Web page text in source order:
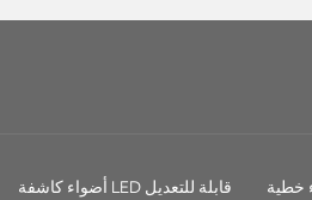
أضواء كاشفة LED قابلة للتعديل